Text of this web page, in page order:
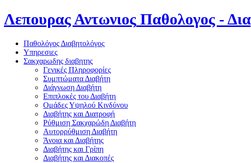
Λεπουρας Αντωνιος Παθολογος -
Παθολόγος Διαβητολόγος
Υπηρεσιες
Σακχαρωδης διαβητης
Γενικές Πληροφορίες
Συμπτώματα Διαβήτη
Διάγνωση Διαβήτη
Επιπλοκές του Διαβήτη
Oμάδες Υψηλού Κινδύνου
Διαβήτης και Διατροφή
Ρύθμιση Σακχαρώδη Διαβήτη
Αυτορρύθμιση Διαβήτη
Άνοια και Διαβήτης
Διαβήτης και Γρίπη
Διαβήτης και Διακοπές